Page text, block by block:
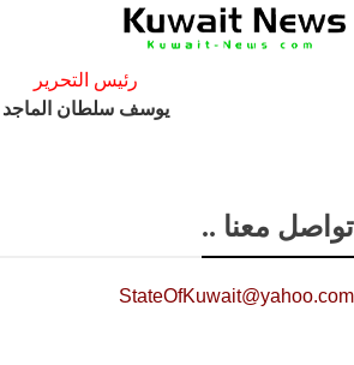
رئيس التحرير
يوسف سلطان الماجد
تواصل معنا ..
StateOfKuwait@yahoo.com